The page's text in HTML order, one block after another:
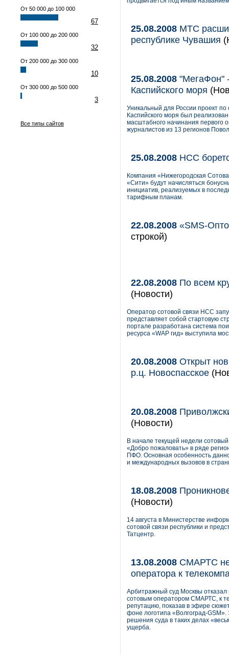
От 50 000 до 100 000
67
От 100 000 до 200 000
32
От 200 000 до 300 000
10
От 300 000 до 500 000
3
Все типы сайтов
25.08.2008 МТС
республике Чувашия
25.08.2008 "МегаФон"
Каспийского моря
Уникальный для России проект
Каспийского моря был
масштабного начинания первого
журналистов из 13 регионов
25.08.2008 НСС
Компания «Нижегородская
«Сити» будут начисляться
инициатив, реализуемых в
тарифным планам.
22.08.2008 «SMS-
строкой)
22.08.2008 По всем
(Новости)
Оператор сотовой связи НСС
представляет собой стартовую
портале разработана система
ресурса «WAP гид» выступила
20.08.2008 Открыт
р.ц. Новоспасское
20.08.2008
(Новости)
В начале текущей недели
«Добро пожаловать» в ряде
ПФО. Основная особенность
и международных вызовов в
18.08.2008
(Новости)
14 августа в Министерстве
сотовой связи республики и
Татцентр.
13.08.2008 СМАРТС не
оператора к
Арбитражный суд Москвы отказал
сотовым оператором СМАРТС, к
репутацию, показав в эфире
фоне логотипа «Волгоград-
решения суда в таких делах
ущерба.